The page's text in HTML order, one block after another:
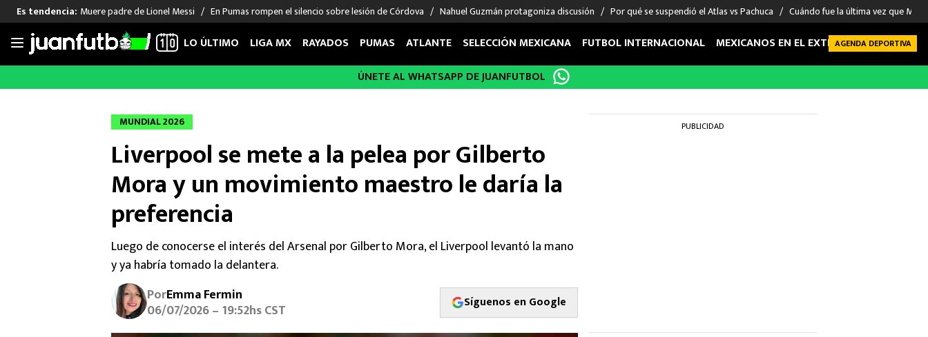
Saltar
Es tendencia: Muere padre de Lionel Messi En Pumas rompen el silencio sobre lesión de Córdova Nahuel Guzmán protagoniza discusión Por qué se suspendió el Atlas vs Pachuca Cuándo fue la última vez que
LIGA MX
Chivas de Guadalajara
Liga MX Femenil
FUT INTERNACIONAL
Las Noticias
Selección Mexicana
Champions League
Europa League
Real Madrid
Barcelona
MEXICANOS EN EL EXTRANJERO
Memo Ochoa
Chino Huerta
Edson Álvarez
FIGURAS
Sergio Ramos
Giorgos Giakoumakis
André Jardine
DEPORTES
Boxeo
Béisbol
NFL
LO ÚLTIMO LIGA MX RAYADOS PUMAS ATLANTE SELECCIÓN MEXICANA FUTBOL INTERNACIONAL MEXICANOS EN EL EXTRANJERO FUTBOL
AGENDA DEPORTIVA
ÚNETE AL WHATSAPP DE JUANFUTBOL
MUNDIAL 2026
Liverpool se mete a la pelea por Gilberto
Mora y un movimiento maestro le daría la
preferencia
Luego de conocerse el interés del Arsenal por Gilberto Mora, el Liverpool levantó la mano
y ya habría tomado la delantera.
PorEmma Fermin
06/07/2026 – 19:52hs CST Síguenos en Google
PUBLICIDAD